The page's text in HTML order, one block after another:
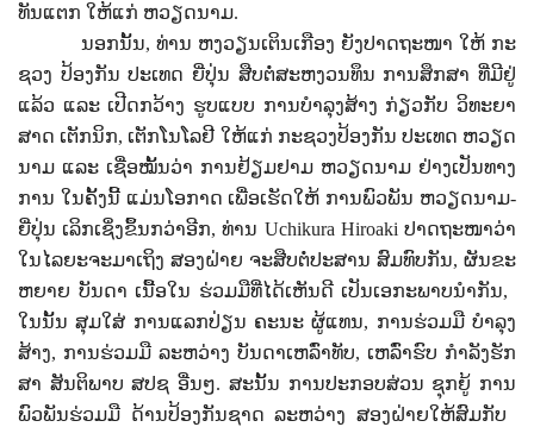
ທັນ​ແຕກ​ ໃຫ້​ແກ່ ຫວຽດ​ນາມ.
ນອກນັ້ນ, ທ່ານ​ ຫງວຽນ​ເຕິນ​ເກືອງ ຍັງປາດ​ຖະ​ໜາ ​​ໃຫ້ ກະ​
ຊວງ​ ປ້ອງ​ກັນ​ ປະ​ເທດ ຍີ່​ປຸ່ນ ສືບ​ຕໍ່​ສະ​ຫງວນ​ທຶນ ​ການ​ສຶກ​ສາ​ ທີ່​ມີ​ຢູ່​
ແລ້ວ ແລະ ເປີດກວ້າງ​ ຮູບ​ແບບ​ ການ​ບຳ​ລຸງ​ສ້າງ ກ່ຽວ​ກັບ​ ວິ​ທະ​ຍາ​
ສາດ ​ເຕັກ​ນິກ, ເຕັກ​ໂນ​ໂລ​ຢີ​ ໃຫ້​ແກ່​ ກະ​ຊວງ​ປ້ອງ​ກັນ ​ປະ​ເທດ ຫວຽດ​
ນາມ ແລະ ເຊື່ອ​ໝັ້ນ​ວ່າ ການ​ຢ້ຽມ​ຢາມ ຫວຽດ​ນາມ ​ຢ່​າງ​ເປັນ​ທາງ​
ການ ໃນ​ຄັ້ງ​ນີ້​ ແມ່ນ​ໂອ​ກາດ​ ເພື່ອ​ເຮັດໃຫ້ ​ການ​ພົວ​ພັນ ​ຫວຽດ​ນາມ-
ຍີ່​ປຸ່ນ​ ເລິກ​ເຊິ່ງຂຶ້ນກວ່າ​ອີກ, ທ່ານ​ Uchikura Hiroaki ປາດ​ຖະ​ໜາ​ວ່າ
ໃນ​ໄລ​ຍະ​ຈະ​ມາ​ເຖິງ ​ສອງ​ຝ່າຍ​ ຈະສືບ​ຕໍ່​ປະ​ສານ ​ສົມ​ທົບ​ກັນ, ຜັນ​ຂະ​
ຫຍາຍ ​ບັນ​ດາ ​ເນື້ອ​ໃນ ​ຮ່ວມ​ມື​ທີ່​​ໄດ້​ເຫັນ​ດີ ເປັນ​ເອ​ກະ​ພາບ​ນຳ​ກັນ​, ​
ໃນ​ນັ້ນ ສຸມ​ໃສ່​ ການ​ແລກ​ປ່ຽນ ​ຄະ​ນະ ​ຜູ້​ແທນ, ການຮ່ວມ​ມື ​ບຳ​ລຸງ​
ສ້າງ, ​ການຮ່ວມ​ມື ​ລະ​ຫວ່າງ ​ບັນ​ດາ​ເຫລົ່າ​ທັບ, ເຫລົ່າຮົບ ກຳ​ລັງ​ຮັກ​
ສາ​ ສັນ​ຕິ​ພາບ ​ສ​ປ​ຊ ອື່ນໆ. ​ສະນັ້ນ​ ການປະ​ກອບ​ສ່ວນ ​ຊຸກ​ຍູ້​ ການ​
ພົວ​ພັນ​ຮ່ວມ​ມື ​ດ້ານ​ປ້ອງ​ກັນ​ຊາດ ​ລະຫວ່າງ ສອງ​ຝ່າຍ​ໃຫ້​ສົມ​ກັບ ​